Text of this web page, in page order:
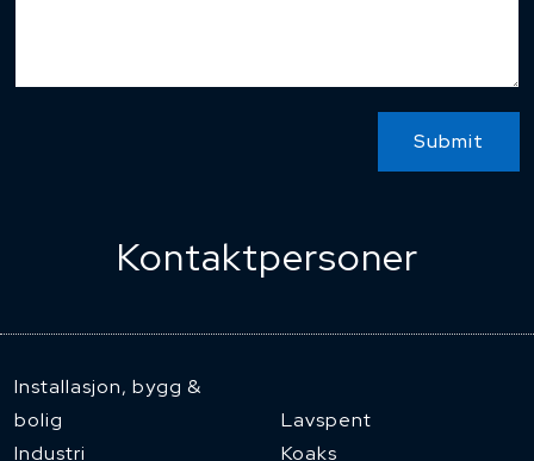
Submit
Kontaktpersoner
Installasjon, bygg &
bolig
Industri
Lavspent
Koaks